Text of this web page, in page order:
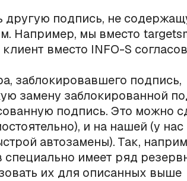
другую подпись, не
Например, мы вместо
вместо INFO-S
заблокировавшего подпись,
замену заблокированной
подпись. Это можно
и на нашей (у нас
автозамены). Так,
имеет ряд
их для описанных выше